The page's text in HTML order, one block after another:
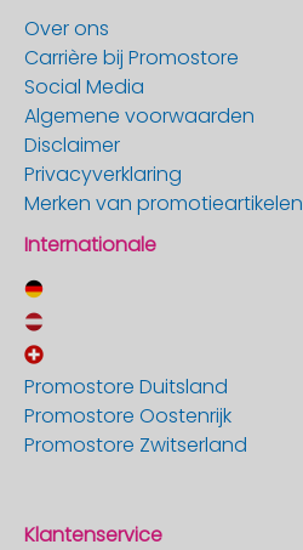
Over ons
Carrière bij Promostore
Social Media
Algemene voorwaarden
Disclaimer
Privacyverklaring
Merken van promotieartikelen
Internationale
Promostore Duitsland
Promostore Oostenrijk
Promostore Zwitserland
Klantenservice